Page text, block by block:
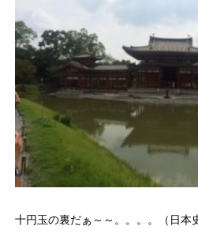
十円玉の裏だぁ～～。。。。（日本